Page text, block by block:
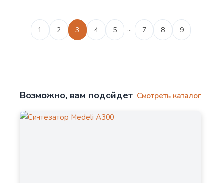
1 2 3 4 5 … 7 8 9
Возможно, вам подойдет Смотреть каталог